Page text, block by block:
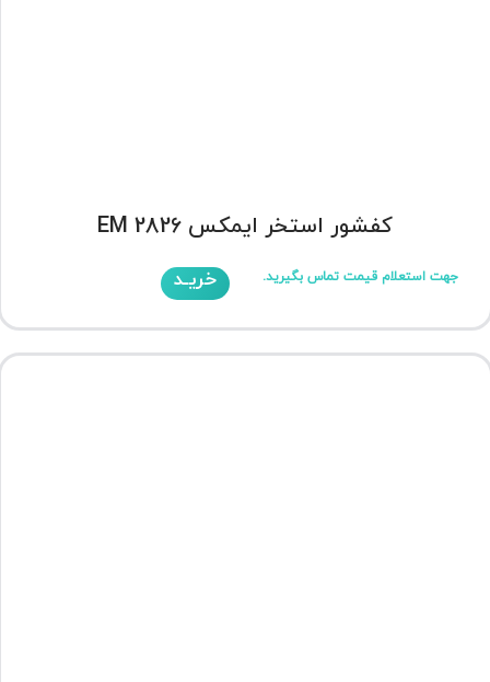
کفشور استخر ایمکس EM 2826
جهت استعلام قیمت تماس بگیرید. خریـد